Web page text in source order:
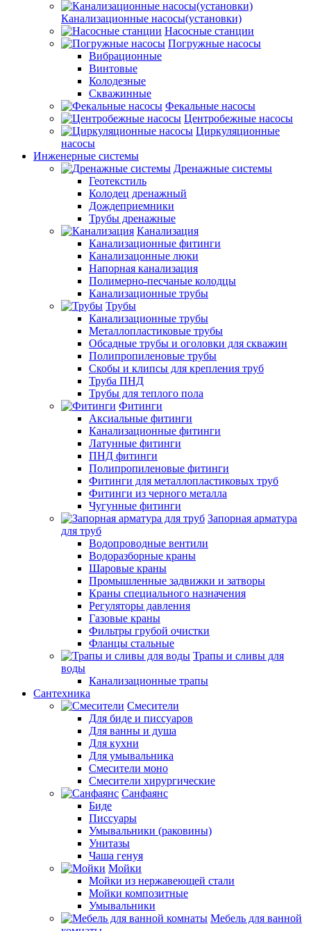
Канализационные насосы(установки)
Насосные станции
Погружные насосы
Вибрационные
Винтовые
Колодезные
Скважинные
Фекальные насосы
Центробежные насосы
Циркуляционные
насосы
Инженерные системы
Дренажные системы
Геотекстиль
Колодец дренажный
Дождеприемники
Трубы дренажные
Канализация
Канализационные фитинги
Канализацонные люки
Напорная канализация
Полимерно-песчаные колодцы
Канализационные трубы
Трубы
Канализационные трубы
Металлопластиковые трубы
Обсадные трубы и оголовки для скважин
Полипропиленовые трубы
Скобы и клипсы для крепления труб
Труба ПНД
Трубы для теплого пола
Фитинги
Аксиальные фитинги
Канализационные фитинги
Латунные фитинги
ПНД фитинги
Полипропиленовые фитинги
Фитинги для металлопластиковых труб
Фитинги из черного металла
Чугунные фитинги
Запорная арматура
для труб
Водопроводные вентили
Водоразборные краны
Шаровые краны
Промышленные задвижки и затворы
Краны специального назначения
Регуляторы давления
Газовые краны
Фильтры грубой очистки
Фланцы стальные
Трапы и сливы для
воды
Канализационные трапы
Сантехника
Смесители
Для биде и писсуаров
Для ванны и душа
Для кухни
Для умывальника
Смесители моно
Смесители хирургические
Санфаянс
Биде
Писсуары
Умывальники (раковины)
Унитазы
Чаша генуя
Мойки
Мойки из нержавеющей стали
Мойки композитные
Умывальники
Мебель для ванной